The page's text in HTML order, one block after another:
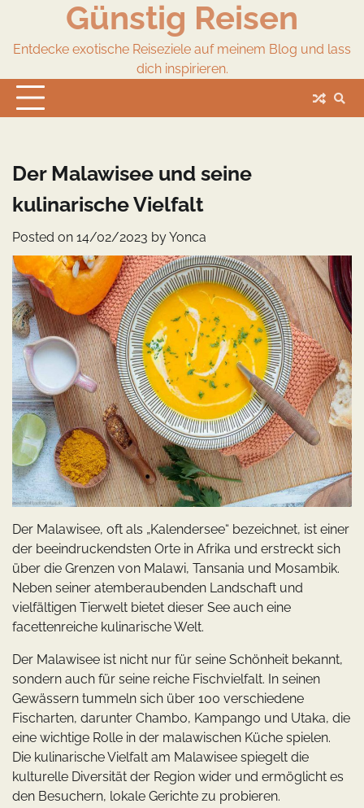
content
Günstig Reisen
Entdecke exotische Reiseziele auf meinem Blog und lass
dich inspirieren.
Der Malawisee und seine
kulinarische Vielfalt
Posted on 14/02/2023 byYonca
Der Malawisee, oft als „Kalendersee“ bezeichnet, ist einer
der beeindruckendsten Orte in Afrika und erstreckt sich
über die Grenzen von Malawi, Tansania und Mosambik.
Neben seiner atemberaubenden Landschaft und
vielfältigen Tierwelt bietet dieser See auch eine
facettenreiche kulinarische Welt.
Der Malawisee ist nicht nur für seine Schönheit bekannt,
sondern auch für seine reiche Fischvielfalt. In seinen
Gewässern tummeln sich über 100 verschiedene
Fischarten, darunter Chambo, Kampango und Utaka, die
eine wichtige Rolle in der malawischen Küche spielen.
Die kulinarische Vielfalt am Malawisee spiegelt die
kulturelle Diversität der Region wider und ermöglicht es
den Besuchern, lokale Gerichte zu probieren.